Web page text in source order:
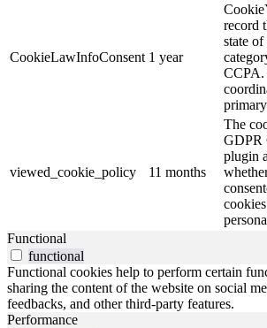
CookieLawInfoConsent 1 year
record
state
viewed_cookie_policy 11 months
The
GDPR
plugin
Functional
functional
Functional cookies help to perform certain
sharing the content of the website on social
feedbacks, and other third-party features.
Performance